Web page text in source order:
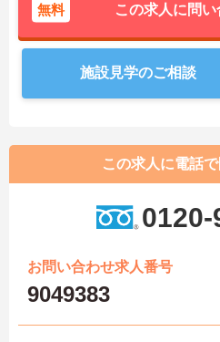
無料 この求人に問
施設見学のご相談
この求人に電話
0120-
お問い合わせ求人番号
9049383